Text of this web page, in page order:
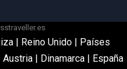
| Reino Unido| Países
Austria | Dinamarca | España